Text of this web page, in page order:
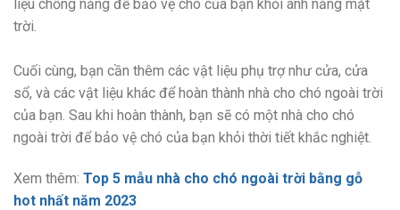
liệu chống nắng để bảo vệ chó của bạn khỏi ánh nắng mặt
trời.
Cuối cùng, bạn cần thêm các vật liệu phụ trợ như cửa, cửa
sổ, và các vật liệu khác để hoàn thành nhà cho chó ngoài trời
của bạn. Sau khi hoàn thành, bạn sẽ có một nhà cho chó
ngoài trời để bảo vệ chó của bạn khỏi thời tiết khắc nghiệt.
Xem thêm: Top 5 mẫu nhà cho chó ngoài trời bằng gỗ
hot nhất năm 2023